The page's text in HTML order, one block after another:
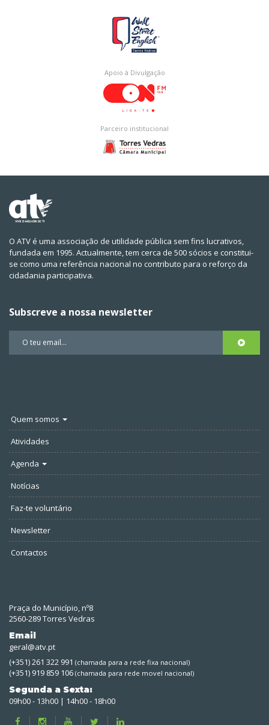
Apoio à Divulgação
Parceiro institucional
O ATV é uma associação de utilidade pública sem fins lucrativos,
fundada em 1995. Actualmente, tem cerca de 500 sócios e constitui-
se como uma referência nacional no contributo para o reforço da
cidadania participativa.
Subscreve a nossa newsletter
Quem somos
Atividades
Agenda
Notícias
Faz-te voluntário
Newsletter
Contactos
Praça do Município, nº8
2560-289 Torres Vedras
Email
geral@atv.pt
(+351) 261 322 991 (chamada para a rede fixa nacional)
(+351) 919 859 106 (chamada para rede movel nacional)
Segunda a Sexta:
09h00 - 13h00 | 14h00 - 18h00